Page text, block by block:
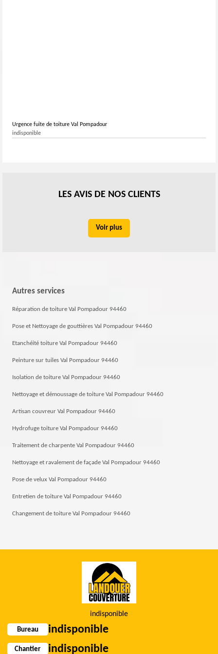
Urgence fuite de toiture Val Pompadour
indisponible
LES AVIS DE NOS CLIENTS
Voir plus
Autres services
Réparation de toiture Val Pompadour 94460
Pose et Nettoyage de gouttières Val Pompadour 94460
Etanchéité toiture Val Pompadour 94460
Peinture sur tuiles Val Pompadour 94460
Isolation de toiture Val Pompadour 94460
Nettoyage et démoussage de toiture Val Pompadour 94460
Artisan couvreur Val Pompadour 94460
Hydrofuge toiture Val Pompadour 94460
Traitement de charpente Val Pompadour 94460
Nettoyage et ravalement de façade Val Pompadour 94460
Pose de velux Val Pompadour 94460
Entretien de toiture Val Pompadour 94460
Changement de toiture Val Pompadour 94460
indisponible
Bureau indisponible
Chantier indisponible